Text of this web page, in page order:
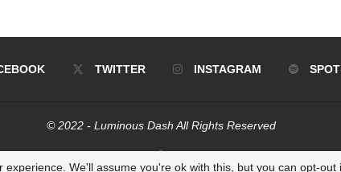
TWITTER INSTAGRAM
© 2022 - Luminous Dash All Rights Reserved
BACK TO TOP
We'll assume you're ok with this, but you can opt-out